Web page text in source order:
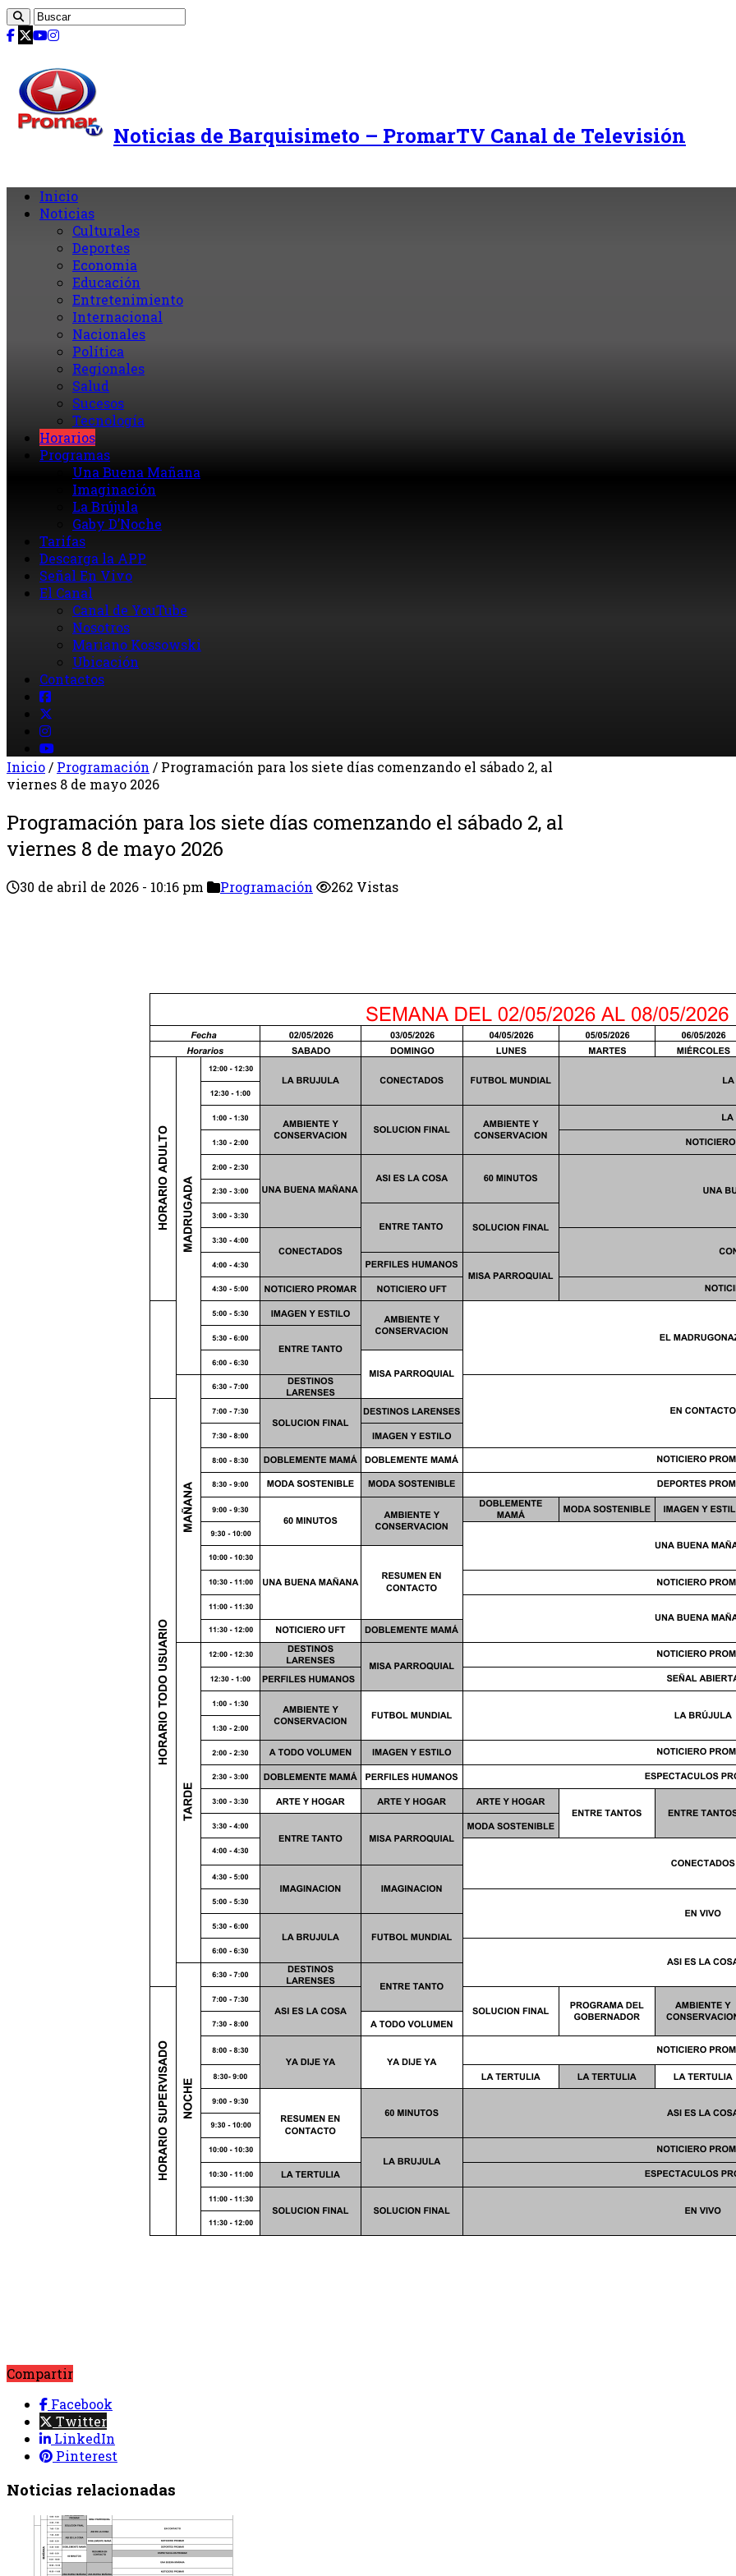
Noticias de Barquisimeto – PromarTV Canal de Televisión
Inicio
Noticias
Culturales
Deportes
Economia
Educación
Entretenimiento
Internacional
Nacionales
Política
Regionales
Salud
Sucesos
Tecnología
Horarios
Programas
Una Buena Mañana
Imaginación
La Brújula
Gaby D’Noche
Tarifas
Descarga la APP
Señal En Vivo
El Canal
Canal de YouTube
Nosotros
Mariano Kossowski
Ubicación
Contactos
Inicio/ Programación / Programación para los siete días comenzando el sábado 2, al
viernes 8 de mayo 2026
Programación para los siete días comenzando el sábado 2, al
viernes 8 de mayo 2026
30 de abril de 2026 - 10:16 pm Programación 262 Vistas
Compartir
Facebook
Twitter
LinkedIn
Pinterest
Noticias relacionadas